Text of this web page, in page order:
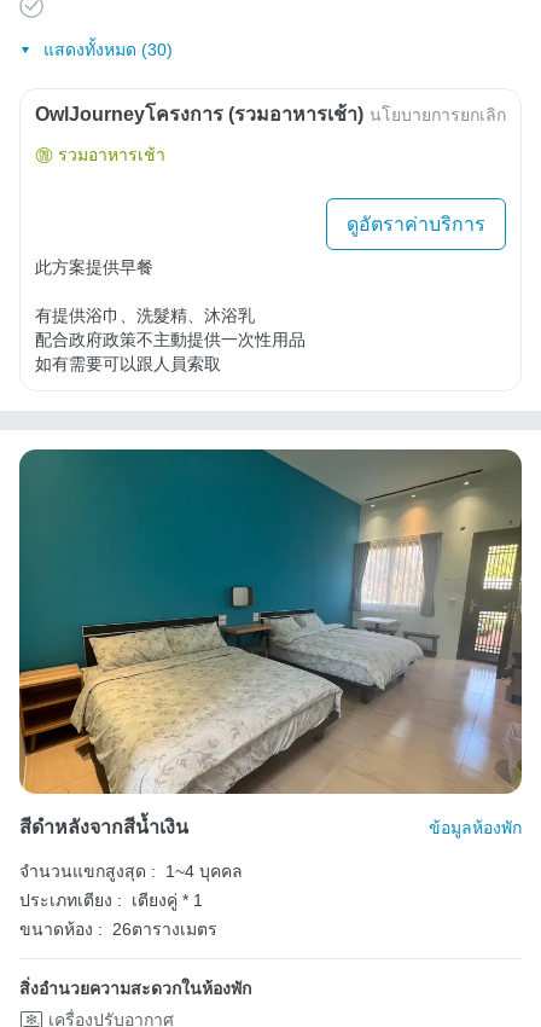
แสดงทั้งหมด (30)
OwlJourneyโครงการ (รวมอาหารเช้า) นโยบายการยกเลิก
รวมอาหารเช้า
ดูอัตราค่าบริการ
此方案提供早餐
有提供浴巾、洗髮精、沐浴乳
配合政府政策不主動提供一次性用品
如有需要可以跟人員索取
สีดำหลังจากสีน้ำเงิน ข้อมูลห้องพัก
จำนวนแขกสูงสุด :
1~4 บุคคล
ประเภทเตียง :
เตียงคู่ * 1
ขนาดห้อง : 26ตารางเมตร
สิ่งอำนวยความสะดวกในห้องพัก
เครื่องปรับอากาศ